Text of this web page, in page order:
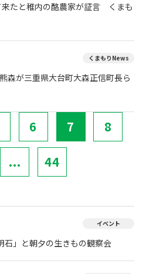
たと稚内の酪農家が証言 くまも
くまもりNews
森が三重県大台町大森正信町長ら
6 7 8
... 44
イベント
石」と朝夕の生きもの観察会